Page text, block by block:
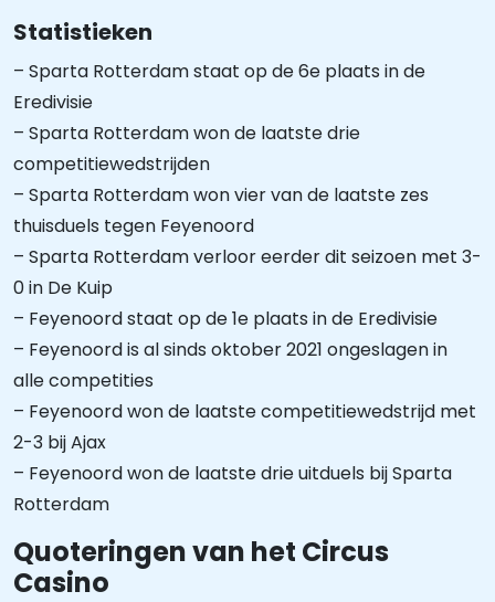
Statistieken
– Sparta Rotterdam staat op de 6e plaats in de
Eredivisie
– Sparta Rotterdam won de laatste drie
competitiewedstrijden
– Sparta Rotterdam won vier van de laatste zes
thuisduels tegen Feyenoord
– Sparta Rotterdam verloor eerder dit seizoen met 3-
0 in De Kuip
– Feyenoord staat op de 1e plaats in de Eredivisie
– Feyenoord is al sinds oktober 2021 ongeslagen in
alle competities
– Feyenoord won de laatste competitiewedstrijd met
2-3 bij Ajax
– Feyenoord won de laatste drie uitduels bij Sparta
Rotterdam
Quoteringen van het Circus
Casino